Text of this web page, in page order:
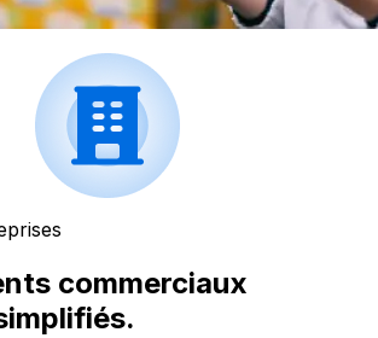
commerciaux